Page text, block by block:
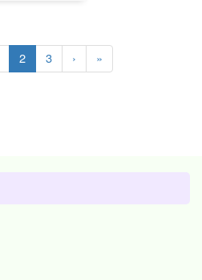
2(current)
3 › »